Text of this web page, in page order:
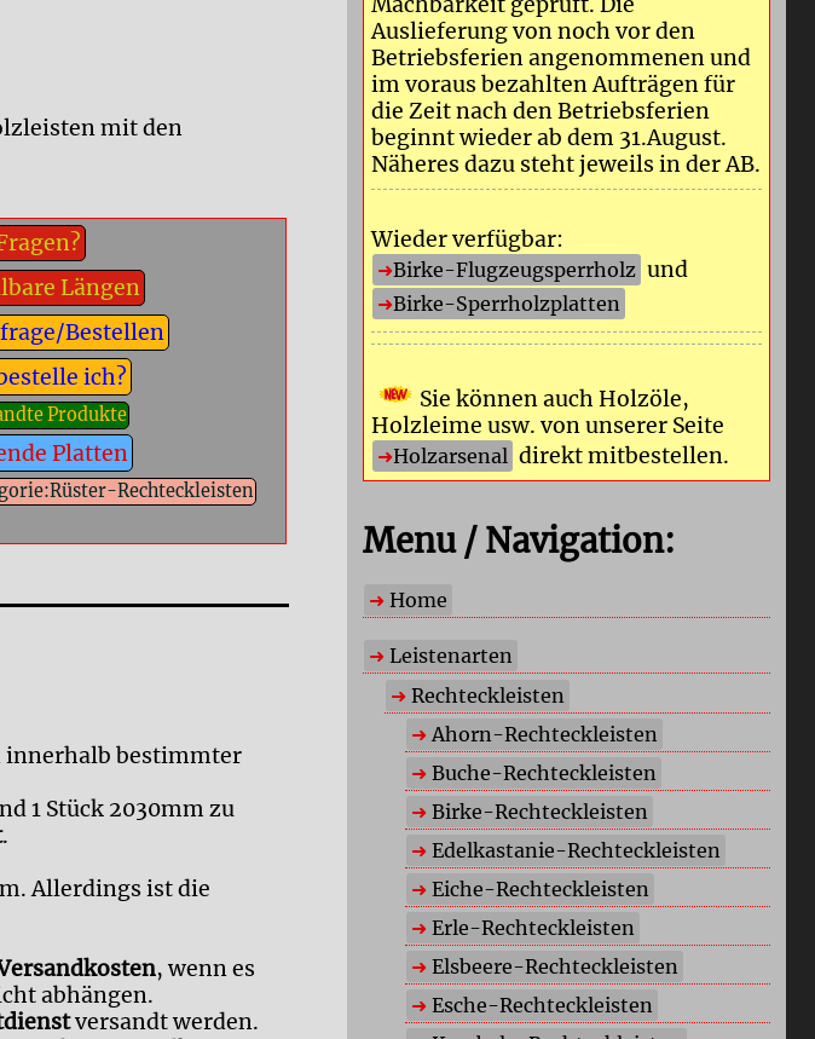
mit den
Längen
Bestellen
ich?
Produkte
Platten
Rechteckleisten
innerhalb bestimmter
1 Stück 2030mm zu
.
Allerdings ist die
, wenn es
abhängen.
versandt werden.
Auslieferung von noch vor den
Betriebsferien angenommenen und
im voraus bezahlten Aufträgen für
die Zeit nach den Betriebsferien
beginnt wieder ab dem 31.August.
Näheres dazu steht jeweils in der AB.
Wieder verfügbar:
Birke-Flugzeugsperrholz und
Birke-Sperrholzplatten
Sie können auch Holzöle,
Holzleime usw. von unserer Seite
Holzarsenal direkt mitbestellen.
Menu / Navigation:
Home
Leistenarten
Rechteckleisten
Ahorn-Rechteckleisten
Buche-Rechteckleisten
Birke-Rechteckleisten
Edelkastanie-Rechteckleisten
Eiche-Rechteckleisten
Erle-Rechteckleisten
Elsbeere-Rechteckleisten
Esche-Rechteckleisten